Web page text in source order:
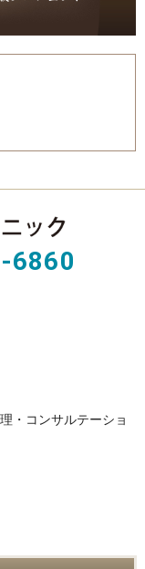
6860
・コンサルテーショ